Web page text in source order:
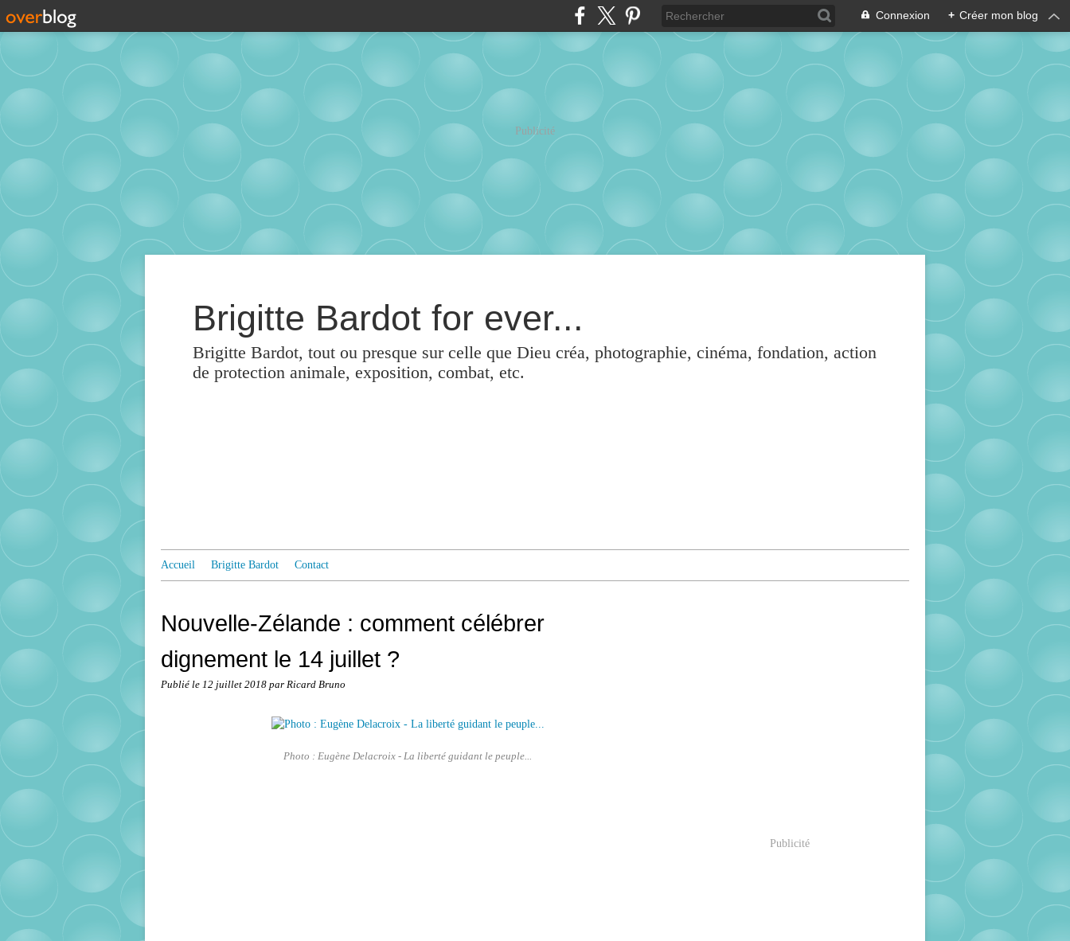
Connexion + Créer mon blog
Publicité
Brigitte Bardot for ever...
Brigitte Bardot, tout ou presque sur celle que Dieu créa, photographie, cinéma, fondation, action
de protection animale, exposition, combat, etc.
Accueil Brigitte Bardot Contact
Nouvelle-Zélande : comment célébrer
dignement le 14 juillet ?
Publié le 12 juillet 2018 par Ricard Bruno
Photo : Eugène Delacroix - La liberté guidant le peuple...
Publicité